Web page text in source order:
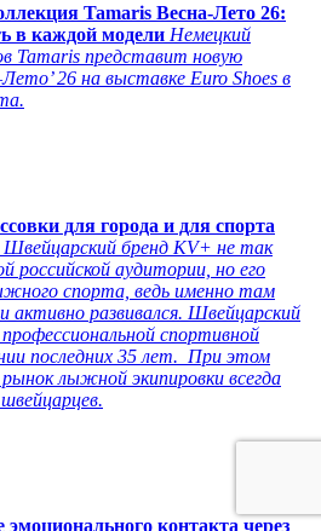
Tamaris Весна-Лето 26:
в каждой модели Немецкий
Tamaris представит новую
26 на выставке Euro Shoes в
для города и для спорта
Швейцарский бренд KV+ не так
российской аудитории, но его
спорта, ведь именно там
активно развивался. Швейцарский
спортивной
последних 35 лет. При этом
лыжной экипировки всегда
эмоционального контакта через